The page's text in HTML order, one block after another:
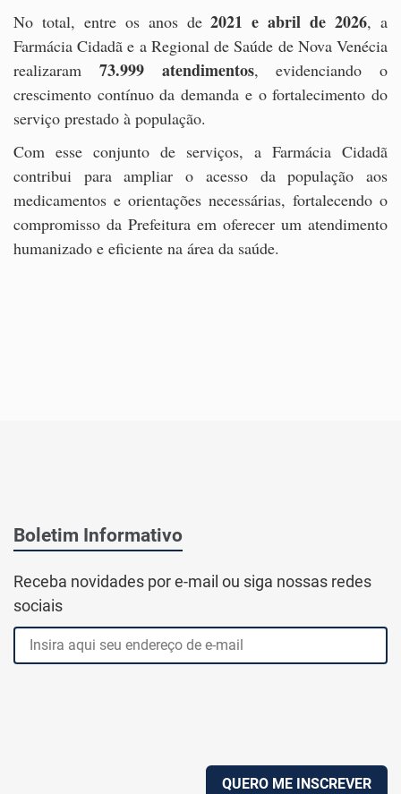
No total, entre os anos de2021 e abril de 2026, a
Farmácia Cidadã e a Regional de Saúde de Nova Venécia
realizaram 73.999 atendimentos, evidenciando o
crescimento contínuo da demanda e o fortalecimento do
serviço prestado à população.
Com esse conjunto de serviços, a Farmácia Cidadã
contribui para ampliar o acesso da população aos
medicamentos e orientações necessárias, fortalecendo o
compromisso da Prefeitura em oferecer um atendimento
humanizado e eficiente na área da saúde.
Boletim Informativo
Receba novidades por e-mail ou siga nossas redes
sociais
QUERO ME INSCREVER